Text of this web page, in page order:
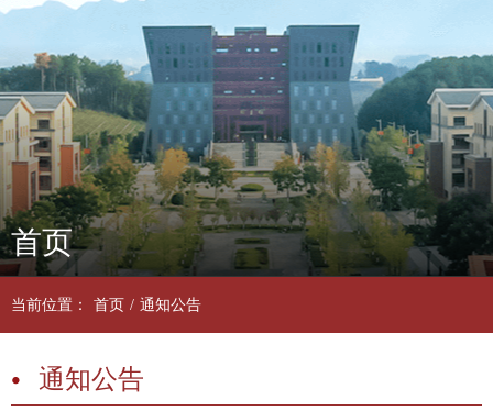
首页
当前位置： 首页 / 通知公告
通知公告